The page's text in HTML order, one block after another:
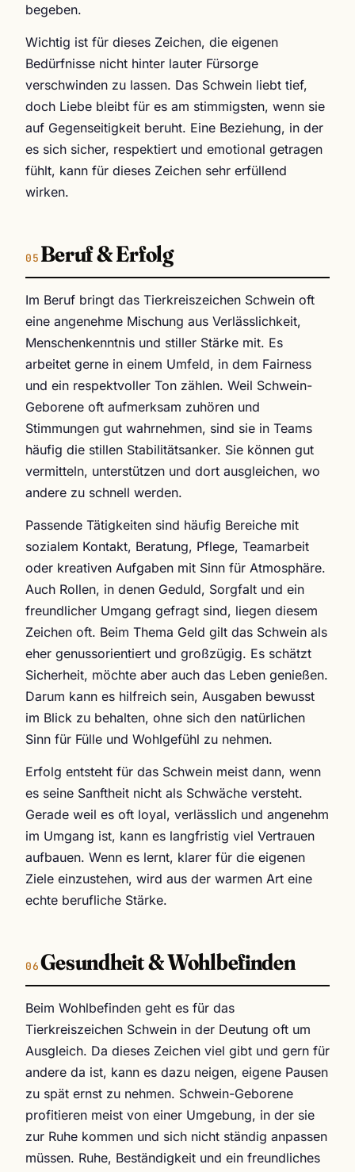
begeben.
Wichtig ist für dieses Zeichen, die eigenen
Bedürfnisse nicht hinter lauter Fürsorge
verschwinden zu lassen. Das Schwein liebt tief,
doch Liebe bleibt für es am stimmigsten, wenn sie
auf Gegenseitigkeit beruht. Eine Beziehung, in der
es sich sicher, respektiert und emotional getragen
fühlt, kann für dieses Zeichen sehr erfüllend
wirken.
Beruf & Erfolg
Im Beruf bringt das Tierkreiszeichen Schwein oft
eine angenehme Mischung aus Verlässlichkeit,
Menschenkenntnis und stiller Stärke mit. Es
arbeitet gerne in einem Umfeld, in dem Fairness
und ein respektvoller Ton zählen. Weil Schwein-
Geborene oft aufmerksam zuhören und
Stimmungen gut wahrnehmen, sind sie in Teams
häufig die stillen Stabilitätsanker. Sie können gut
vermitteln, unterstützen und dort ausgleichen, wo
andere zu schnell werden.
Passende Tätigkeiten sind häufig Bereiche mit
sozialem Kontakt, Beratung, Pflege, Teamarbeit
oder kreativen Aufgaben mit Sinn für Atmosphäre.
Auch Rollen, in denen Geduld, Sorgfalt und ein
freundlicher Umgang gefragt sind, liegen diesem
Zeichen oft. Beim Thema Geld gilt das Schwein als
eher genussorientiert und großzügig. Es schätzt
Sicherheit, möchte aber auch das Leben genießen.
Darum kann es hilfreich sein, Ausgaben bewusst
im Blick zu behalten, ohne sich den natürlichen
Sinn für Fülle und Wohlgefühl zu nehmen.
Erfolg entsteht für das Schwein meist dann, wenn
es seine Sanftheit nicht als Schwäche versteht.
Gerade weil es oft loyal, verlässlich und angenehm
im Umgang ist, kann es langfristig viel Vertrauen
aufbauen. Wenn es lernt, klarer für die eigenen
Ziele einzustehen, wird aus der warmen Art eine
echte berufliche Stärke.
Gesundheit & Wohlbefinden
Beim Wohlbefinden geht es für das
Tierkreiszeichen Schwein in der Deutung oft um
Ausgleich. Da dieses Zeichen viel gibt und gern für
andere da ist, kann es dazu neigen, eigene Pausen
zu spät ernst zu nehmen. Schwein-Geborene
profitieren meist von einer Umgebung, in der sie
zur Ruhe kommen und sich nicht ständig anpassen
müssen. Ruhe, Beständigkeit und ein freundliches